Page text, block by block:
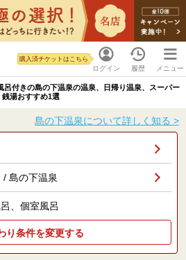
ログイン
購入済チケットはこちら
履歴 メニュー
呂付きの島の下温泉の温泉、日帰り温泉、スーパー
銭湯おすすめ1選
島の下温泉について詳しく知る >
/ 島の下温泉
、個室風呂
り条件を変更する